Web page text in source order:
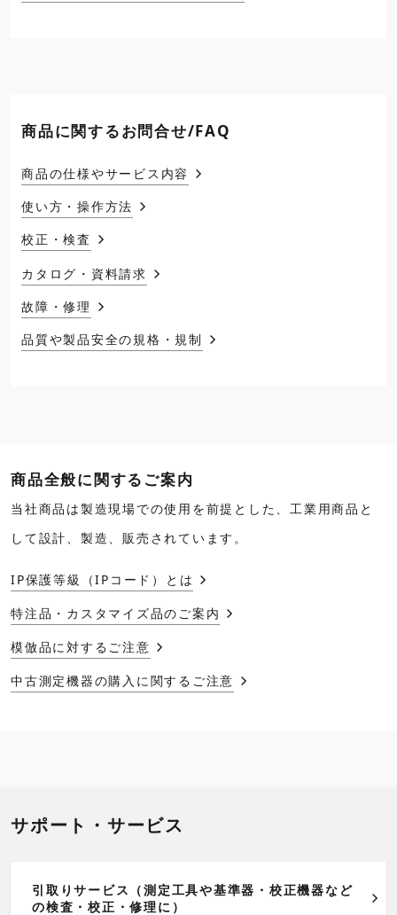
商品に関するお問合せ/FAQ
商品の仕様やサービス内容
使い方・操作方法
校正・検査
カタログ・資料請求
故障・修理
品質や製品安全の規格・規制
商品全般に関するご案内
当社商品は製造現場での使用を前提とした、工業用商品と
して設計、製造、販売されています。
IP保護等級（IPコード）とは
特注品・カスタマイズ品のご案内
模倣品に対するご注意
中古測定機器の購入に関するご注意
サポート・サービス
引取りサービス（測定工具や基準器・校正機器など
の検査・校正・修理に）